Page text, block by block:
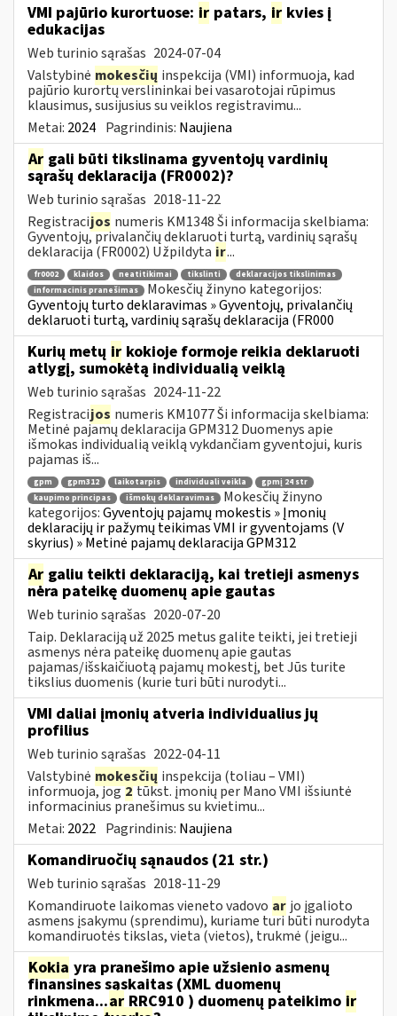
VMI pajūrio kurortuose: ir patars, ir kvies į
edukacijas
Web turinio sąrašas 2024-07-04
Valstybinė mokesčių inspekcija (VMI) informuoja, kad
pajūrio kurortų verslininkai bei vasarotojai rūpimus
klausimus, susijusius su veiklos registravimu...
Metai: 2024 Pagrindinis: Naujiena
Ar gali būti tikslinama gyventojų vardinių
sąrašų deklaracija (FR0002)?
Web turinio sąrašas 2018-11-22
Registracijos numeris KM1348 Ši informacija skelbiama:
Gyventojų, privalančių deklaruoti turtą, vardinių sąrašų
deklaracija (FR0002) Užpildyta ir...
fr0002 klaidos neatitikimai tikslinti
deklaracijos tikslinimas
informacinis pranešimas
Mokesčių žinyno kategorijos:
Gyventojų turto deklaravimas » Gyventojų, privalančių
deklaruoti turtą, vardinių sąrašų deklaracija (FR000
Kurių metų ir kokioje formoje reikia deklaruoti
atlygį, sumokėtą individualią veiklą
Web turinio sąrašas 2024-11-22
Registracijos numeris KM1077 Ši informacija skelbiama:
Metinė pajamų deklaracija GPM312 Duomenys apie
išmokas individualią veiklą vykdančiam gyventojui, kuris
pajamas iš...
gpm gpm312 laikotarpis individuali veikla
gpmį 24 str
kaupimo principas
išmokų deklaravimas
Mokesčių žinyno
kategorijos:Gyventojų pajamų mokestis » Įmonių
deklaracijų ir pažymų teikimas VMI ir gyventojams (V
skyrius) » Metinė pajamų deklaracija GPM312
Ar galiu teikti deklaraciją, kai tretieji asmenys
nėra pateikę duomenų apie gautas
Web turinio sąrašas 2020-07-20
Taip. Deklaraciją už 2025 metus galite teikti, jei tretieji
asmenys nėra pateikę duomenų apie gautas
pajamas/išskaičiuotą pajamų mokestį, bet Jūs turite
tikslius duomenis (kurie turi būti nurodyti...
VMI daliai įmonių atveria individualius jų
profilius
Web turinio sąrašas 2022-04-11
Valstybinė mokesčių inspekcija (toliau – VMI)
informuoja, jog2tūkst. įmonių per Mano VMI išsiuntė
informacinius pranešimus su kvietimu...
Metai: 2022 Pagrindinis: Naujiena
Komandiruočių sąnaudos (21 str.)
Web turinio sąrašas 2018-11-29
Komandiruote laikomas vieneto vadovo ar jo įgalioto
asmens įsakymu (sprendimu), kuriame turi būti nurodyta
komandiruotės tikslas, vieta (vietos), trukmė (jeigu...
Kokia yra pranešimo apie užsienio asmenų
finansines sąskaitas (XML duomenų
rinkmena...ar RRC910 ) duomenų pateikimo ir